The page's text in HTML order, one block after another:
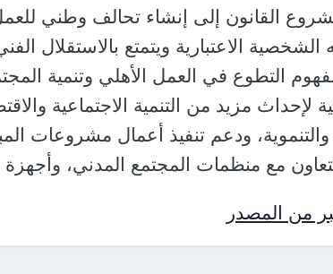
القانون إلى إنشاء تحالف وطني
الشخصية الاعتبارية ويتمتع بالاستقلال
التطوع في العمل الأهلي وتنمية
لإحداث مزيد من التنمية الاجتماعية
ودعم تنفيذ أعمال مشروعات
مع منظمات المجتمع المدني، وأجهزة
من المصدر